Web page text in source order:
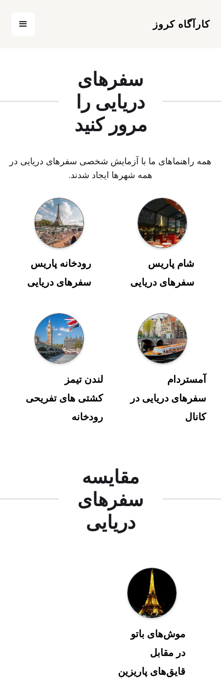
کارآگاه کروز
سفرهای
دریایی را
مرور کنید
همه راهنماهای ما با آزمایش شخصی سفرهای دریایی در
همه شهرها ایجاد شدند.
شام پاریس
سفرهای دریایی
رودخانه پاریس
سفرهای دریایی
آمستردام
سفرهای دریایی در
کانال
لندن تیمز
کشتی های تفریحی
رودخانه
مقایسه
سفرهای
دریایی
موش‌های باتو
در مقابل
قایق‌های پاریزین